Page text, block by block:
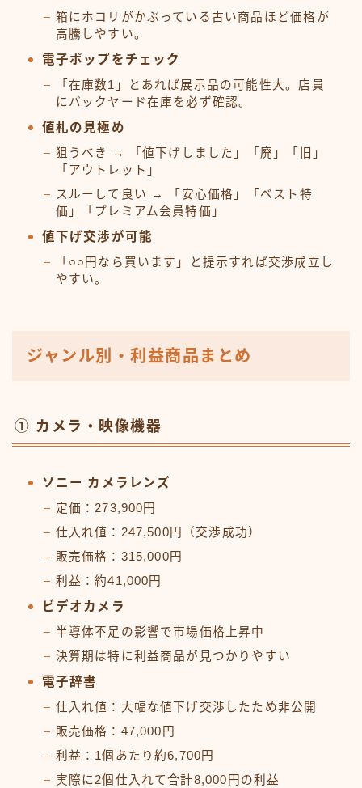
箱にホコリがかぶっている古い商品ほど価格が
高騰しやすい。
電子ポップをチェック
「在庫数1」とあれば展示品の可能性大。店員
にバックヤード在庫を必ず確認。
値札の見極め
狙うべき → 「値下げしました」「廃」「旧」
「アウトレット」
スルーして良い → 「安心価格」「ベスト特
価」「プレミアム会員特価」
値下げ交渉が可能
「○○円なら買います」と提示すれば交渉成立し
やすい。
ジャンル別・利益商品まとめ
① カメラ・映像機器
ソニー カメラレンズ
定価：273,900円
仕入れ値：247,500円（交渉成功）
販売価格：315,000円
利益：約41,000円
ビデオカメラ
半導体不足の影響で市場価格上昇中
決算期は特に利益商品が見つかりやすい
電子辞書
仕入れ値：大幅な値下げ交渉したため非公開
販売価格：47,000円
利益：1個あたり約6,700円
実際に2個仕入れて合計8,000円の利益